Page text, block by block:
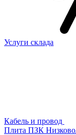
Услуги склада
Кабель и провод
Плита ПЗК